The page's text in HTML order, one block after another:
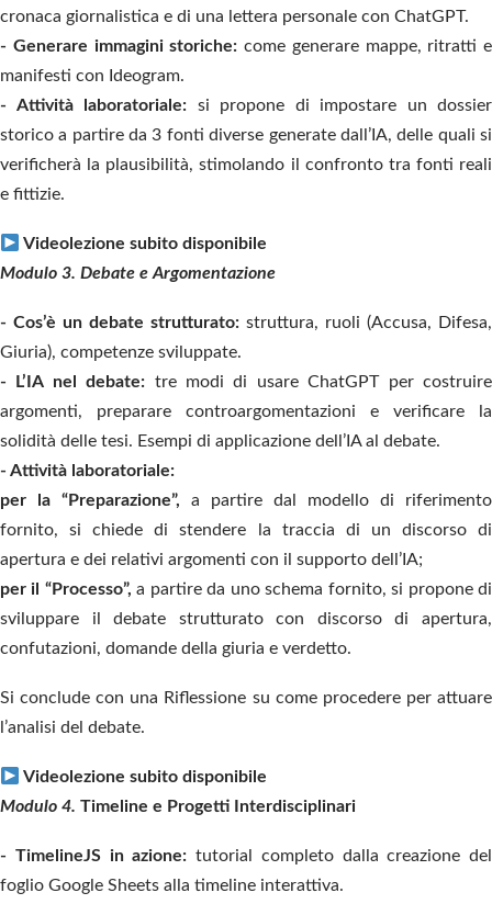
cronaca giornalistica e di una lettera personale con ChatGPT.
- Generare immagini storiche: come generare mappe, ritratti e
manifesti con Ideogram.
- Attività laboratoriale: si propone di impostare un dossier
storico a partire da 3 fonti diverse generate dall’IA, delle quali si
verificherà la plausibilità, stimolando il confronto tra fonti reali
e fittizie.
Videolezione subito disponibile
Modulo 3. Debate e Argomentazione
- Cos’è un debate strutturato: struttura, ruoli (Accusa, Difesa,
Giuria), competenze sviluppate.
- L’IA nel debate: tre modi di usare ChatGPT per costruire
argomenti, preparare controargomentazioni e verificare la
solidità delle tesi. Esempi di applicazione dell’IA al debate.
- Attività laboratoriale:
per la “Preparazione”, a partire dal modello di riferimento
fornito, si chiede di stendere la traccia di un discorso di
apertura e dei relativi argomenti con il supporto dell’IA;
per il “Processo”,a partire da uno schema fornito, si propone di
sviluppare il debate strutturato con discorso di apertura,
confutazioni, domande della giuria e verdetto.
Si conclude con una Riflessione su come procedere per attuare
l’analisi del debate.
Videolezione subito disponibile
Modulo 4. Timeline e Progetti Interdisciplinari
- TimelineJS in azione: tutorial completo dalla creazione del
foglio Google Sheets alla timeline interattiva.